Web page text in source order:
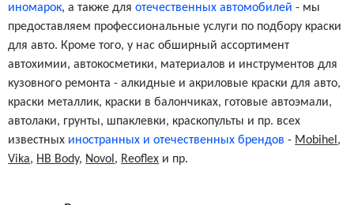
иномарок, а также дляотечественных автомобилей - мы
предоставляем профессиональные услуги по подбору краски
для авто. Кроме того, у нас обширный ассортимент
автохимии, автокосметики, материалов и инструментов для
кузовного ремонта - алкидные и акриловые краски для авто,
краски металлик, краски в балончиках, готовые автоэмали,
автолаки, грунты, шпаклевки, краскопульты и пр. всех
известных иностранных и отечественных брендов - Mobihel ,
Vika, HB Body, Novol , Reoflex и пр.